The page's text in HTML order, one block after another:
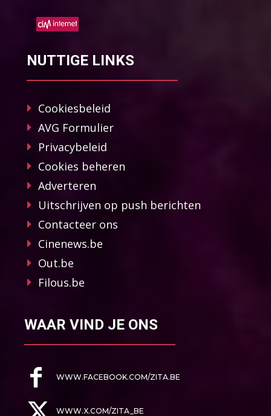
NUTTIGE LINKS
Cookiesbeleid
AVG Formulier
Privacybeleid
Cookies beheren
Adverteren
Uitschrijven op push berichten
Contacteer ons
Cinenews.be
Out.be
Filous.be
WAAR VIND JE ONS
WWW.FACEBOOK.COM/ZITA.BE
WWW.X.COM/ZITA_BE